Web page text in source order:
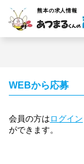
熊本の求人情報
WEBから応募
会員の方はログイン
ができます。